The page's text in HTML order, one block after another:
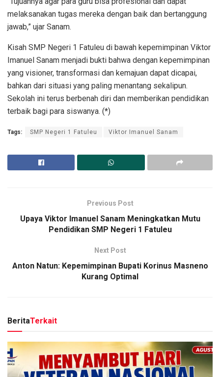
melaksanakan tugas mereka dengan baik dan bertanggung
jawab,” ujar Sanam.
Kisah SMP Negeri 1 Fatuleu di bawah kepemimpinan Viktor
Imanuel Sanam menjadi bukti bahwa dengan kepemimpinan
yang visioner, transformasi dan kemajuan dapat dicapai,
bahkan dari situasi yang paling menantang sekalipun.
Sekolah ini terus berbenah diri dan memberikan pendidikan
terbaik bagi para siswanya. (*)
Tags: SMP Negeri 1 Fatuleu Viktor Imanuel Sanam
Previous Post
Upaya Viktor Imanuel Sanam Meningkatkan Mutu
Pendidikan SMP Negeri 1 Fatuleu
Next Post
Anton Natun: Kepemimpinan Bupati Korinus Masneno
Kurang Optimal
BeritaTerkait